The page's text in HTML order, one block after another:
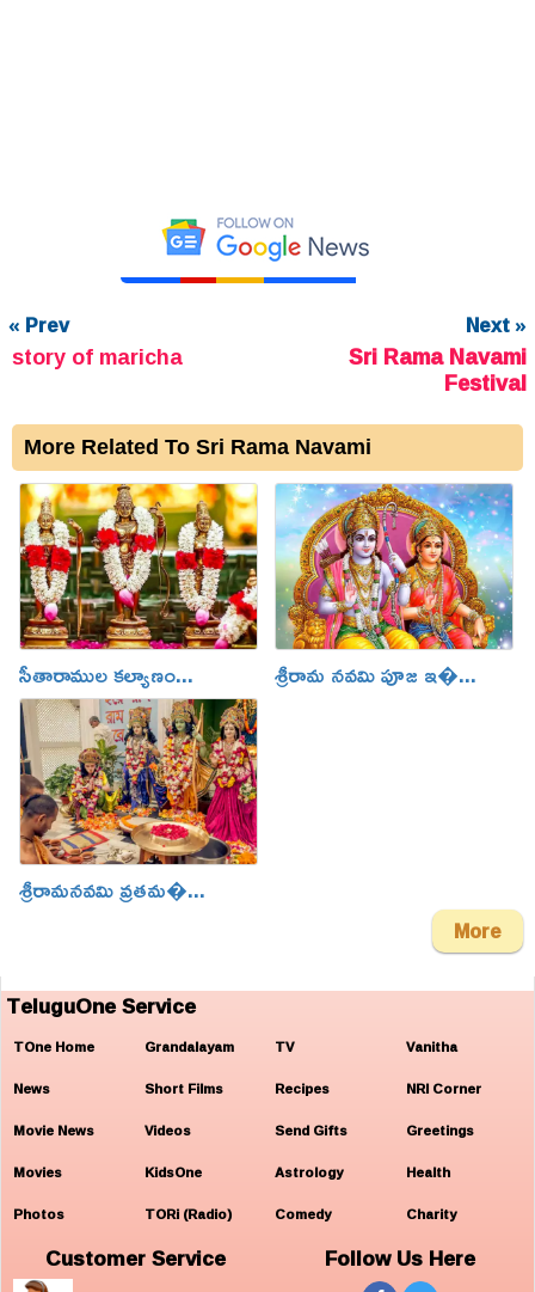
« Prev
story of maricha
Next »
Sri Rama Navami
Festival
More Related To Sri Rama Navami
సీతారాముల కల్యాణం... శ్రీరామ నవమి పూజ ఇ�...
శ్రీరామనవమి వ్రతమ�...
More
TeluguOne Service
TOne Home
News
Movie News
Movies
Photos
Grandalayam
Short Films
Videos
KidsOne
TORi (Radio)
TV
Recipes
Send Gifts
Astrology
Comedy
Vanitha
NRI Corner
Greetings
Health
Charity
Customer Service Follow Us Here